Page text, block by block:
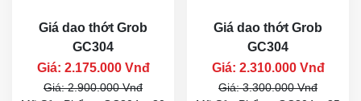
Giá dao thớt Grob
GC304
Giá: 2.175.000 Vnđ
Giá: 2.900.000 Vnđ
Giá dao thớt Grob
GC304
Giá: 2.310.000 Vnđ
Giá: 3.300.000 Vnđ